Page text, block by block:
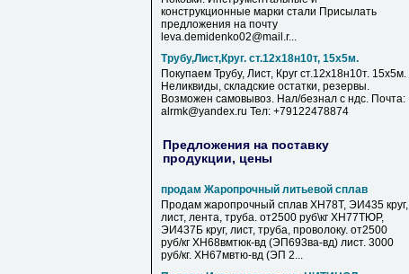
конструкционные марки стали Присылать
предложения на почту
leva.demidenko02@mail.r...
Трубу,Лист,Круг. ст.12х18н10т, 15х5м.
Покупаем Трубу, Лист, Круг ст.12х18н10т. 15х5м.
Неликвиды, складские остатки, резервы.
Возможен самовывоз. Нал/безнал с ндс. Почта:
alrmk@yandex.ru Тел: +79122478874
Предложения на поставку
продукции, цены
продам Жаропрочный литьевой сплав
Продам жаропрочный сплав ХН78Т, ЭИ435 круг,
лист, лента, труба. от2500 руб\кг ХН77ТЮР,
ЭИ437Б круг, лист, труба, проволоку. от2500
руб/кг ХН68вмтюк-вд (ЭП693ва-вд) лист. 3000
руб/кг. ХН67мвтю-вд (ЭП 2...